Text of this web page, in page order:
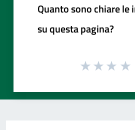
Quanto sono chiare
su questa pagina?